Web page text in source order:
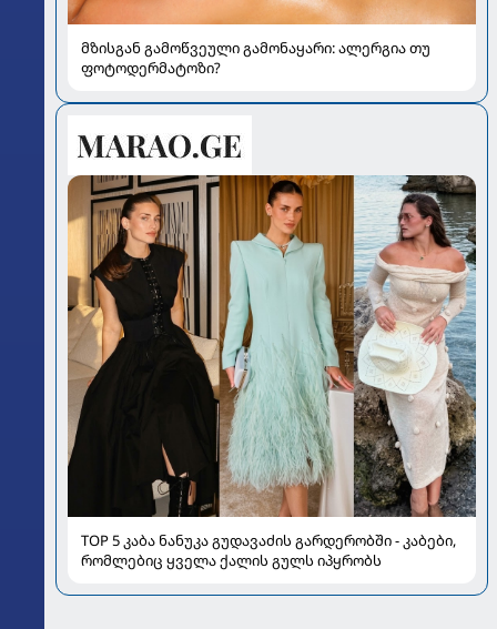
მზისგან გამოწვეული გამონაყარი: ალერგია თუ
ფოტოდერმატოზი?
TOP 5 კაბა ნანუკა გუდავაძის გარდერობში - კაბები,
რომლებიც ყველა ქალის გულს იპყრობს